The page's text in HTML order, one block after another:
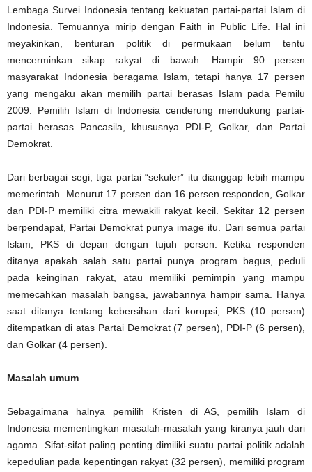
Lembaga Survei Indonesia tentang kekuatan partai-partai Islam di
Indonesia. Temuannya mirip dengan Faith in Public Life. Hal ini
meyakinkan, benturan politik di permukaan belum tentu
mencerminkan sikap rakyat di bawah. Hampir 90 persen
masyarakat Indonesia beragama Islam, tetapi hanya 17 persen
yang mengaku akan memilih partai berasas Islam pada Pemilu
2009. Pemilih Islam di Indonesia cenderung mendukung partai-
partai berasas Pancasila, khususnya PDI-P, Golkar, dan Partai
Demokrat.
Dari berbagai segi, tiga partai “sekuler” itu dianggap lebih mampu
memerintah. Menurut 17 persen dan 16 persen responden, Golkar
dan PDI-P memiliki citra mewakili rakyat kecil. Sekitar 12 persen
berpendapat, Partai Demokrat punya image itu. Dari semua partai
Islam, PKS di depan dengan tujuh persen. Ketika responden
ditanya apakah salah satu partai punya program bagus, peduli
pada keinginan rakyat, atau memiliki pemimpin yang mampu
memecahkan masalah bangsa, jawabannya hampir sama. Hanya
saat ditanya tentang kebersihan dari korupsi, PKS (10 persen)
ditempatkan di atas Partai Demokrat (7 persen), PDI-P (6 persen),
dan Golkar (4 persen).
Masalah umum
Sebagaimana halnya pemilih Kristen di AS, pemilih Islam di
Indonesia mementingkan masalah-masalah yang kiranya jauh dari
agama. Sifat-sifat paling penting dimiliki suatu partai politik adalah
kepedulian pada kepentingan rakyat (32 persen), memiliki program